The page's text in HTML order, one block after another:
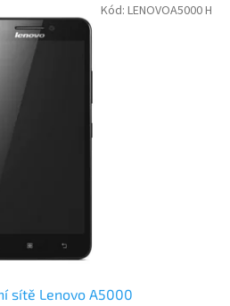
sítě Lenovo A5000
Kód: LENOVOA5000 H